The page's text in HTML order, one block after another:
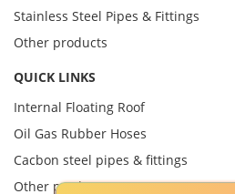
Stainless Steel Pipes & Fittings
Other products
QUICK LINKS
Internal Floating Roof
Oil Gas Rubber Hoses
Cacbon steel pipes & fittings
Other product